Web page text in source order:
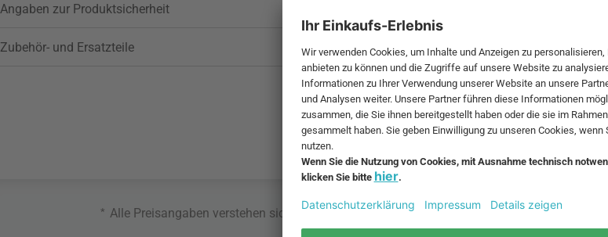
Angaben zur Produktsicherheit
Zubehör- und Ersatzteile
* Alle Preisangaben verstehen sich inklusive MwSt. und zzgl.Versandkosten.